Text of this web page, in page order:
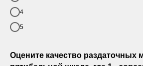
4
5
Оцените качество раздаточных